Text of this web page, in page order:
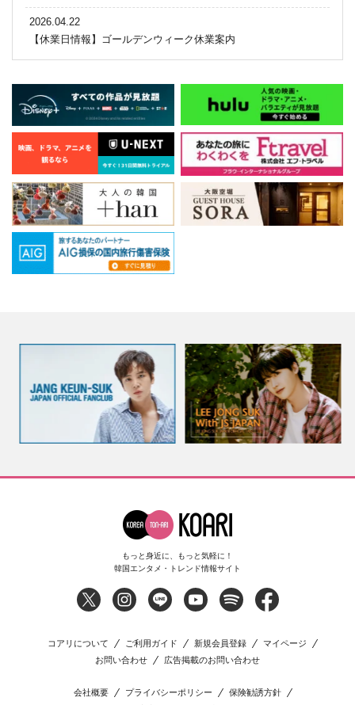
2026.04.22
【休業日情報】ゴールデンウィーク休業案内
もっと身近に、もっと気軽に！
韓国エンタメ・トレンド情報サイト
コアリについて ご利用ガイド 新規会員登録
マイページ
お問い合わせ
広告掲載のお問い合わせ
会社概要 プライバシーポリシー
保険勧誘方針